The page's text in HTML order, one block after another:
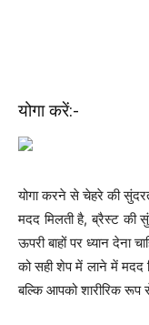
योगा करें:-
योगा करने से चेहरे की
मदद मिलती है, ब्रैस्ट की
ऊपरी बाहों पर ध्यान देना
को सही शेप में लाने में मदद
बल्कि आपको शारीरिक रूप